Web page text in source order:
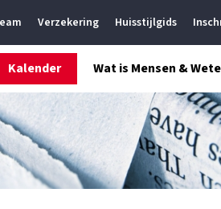
Verzekering Huisstijlgids
Kalender Wat is Mensen &